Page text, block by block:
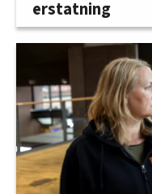
erstatning